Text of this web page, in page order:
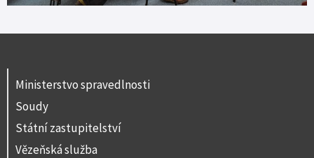
Ministerstvo spravedlnosti
Soudy
Státní zastupitelství
Vězeňská služba